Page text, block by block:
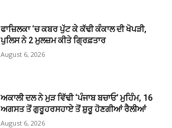
ਫਾਜ਼ਿਲਕਾ ‘ਚ ਕਬਰ ਪੁੱਟ ਕੇ ਕੱਢੀ ਕੰਕਾਲ ਦੀ ਖੋਪੜੀ,
ਪੁਲਿਸ ਨੇ 2 ਮੁਲਜ਼ਮ ਕੀਤੇ ਗ੍ਰਿਫ਼ਤਾਰ
August 6, 2026
ਅਕਾਲੀ ਦਲ ਨੇ ਮੁੜ ਵਿੱਢੀ ‘ਪੰਜਾਬ ਬਚਾਓ’ ਮੁਹਿੰਮ, 16
ਅਗਸਤ ਤੋਂ ਗੁਰੂਹਰਸਹਾਏ ਤੋਂ ਸ਼ੁਰੂ ਹੋਣਗੀਆਂ ਰੈਲੀਆਂ
August 6, 2026